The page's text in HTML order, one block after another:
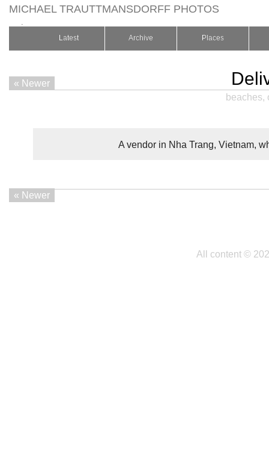
MICHAEL TRAUTTMANSDORFF PHOTOS
Latest Archive Places
« Newer
beaches,
A vendor in Nha Trang, Vietnam,
« Newer
All content ©